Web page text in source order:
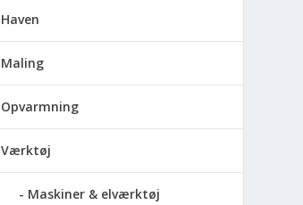
Haven
Maling
Opvarmning
Værktøj
Maskiner & elværktøj